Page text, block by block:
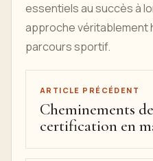
essentiels au succès à
approche véritablement
parcours sportif.
ARTICLE PRÉCÉDENT
Cheminements
certification en